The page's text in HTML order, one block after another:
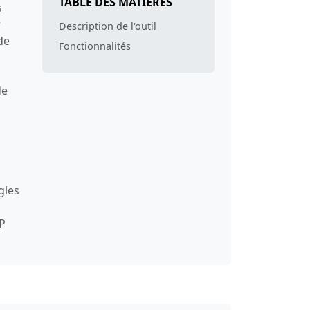
Description de l'outil
Fonctionnalités